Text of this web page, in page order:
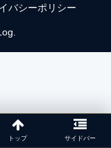
バシーポリシー
トップ サイドバー